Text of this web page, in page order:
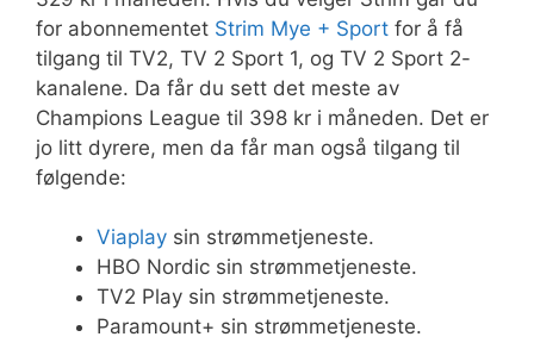
for abonnementet Strim Mye + Sport for å få
tilgang til TV2, TV 2 Sport 1, og TV 2 Sport 2-
kanalene. Da får du sett det meste av
Champions League til 398 kr i måneden. Det er
jo litt dyrere, men da får man også tilgang til
følgende:
Viaplay sin strømmetjeneste.
HBO Nordic sin strømmetjeneste.
TV2 Play sin strømmetjeneste.
Paramount+ sin strømmetjeneste.